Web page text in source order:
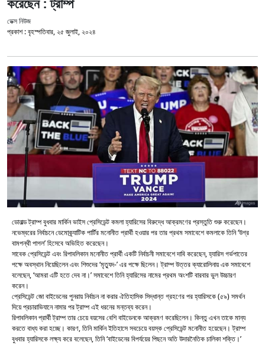
ডেক্স নিউজ
প্রকাশ :বৃহস্পতিবার, ২৫ জুলাই, ২০২৪
ডোনাল্ড ট্রাম্প বুধবার মার্কিন ভাইস প্রেসিডেন্ট কমলা হ্যারিসের বিরুদ্ধে আক্রমণের প্রস্তুতি শুরু করেছেন।
নভেম্বরের নির্বাচনে ডেমোক্র্যাটিক পার্টির মনোনীত প্রার্থী হওয়ার পর তার প্রথম সমাবেশে কমলাকে তিনি ‘উগ্র
বামপন্থী পাগল’ হিসেবে অভিহিত করেছেন।
সাবেক প্রেসিডেন্ট এবং রিপাবলিকান মনোনীত প্রার্থী একটি নির্বাচনী সমাবেশে দাবি করেছেন, হ্যারিস গর্ভপাতের
পক্ষে অবস্থান নিয়েছিলেন এবং শিশুদের ‘মৃত্যুদ-’ এর পক্ষে ছিলেন। ট্রাম্প উত্তর ক্যারোলিনায় এক সমাবেশে
বলেছেন, ‘আমরা এটি হতে দেব না।’ সমাবেশে তিনি হ্যারিসের নামের প্রথম অংশটি বারবার ভুল উচ্চারণ
করেন।
প্রেসিডেন্ট জো বাইডেনের পুনরায় নির্বাচন না করার ঐতিহাসিক সিদ্ধান্ত গ্রহণের পর হ্যারিসকে (৫৯) সমর্থন
দিয়ে প্রচারাভিযানে নামার পর ট্রাম্প এই ধরনের মন্তব্য করেন।
রিপাবলিকান প্রার্থী ট্রাম্প তার চেয়ে বয়সের বেশি বাইডেনকে আক্রমণ করেছিলেন। কিন্তু এখন তাকে মান্য
করতে বাধ্য করা হচ্ছে। কারণ, তিনি মার্কিন ইতিহাসে সবচেয়ে বয়স্ক প্রেসিডেন্ট মনোনীত হয়েছেন। ট্রাম্প
বুধবার হ্যারিসকে লক্ষ্য করে বলেছেন, তিনি ‘বাইডেনের বিপর্যয়ের পিছনে অতি উদারনৈতিক চালিকা শক্তি।’